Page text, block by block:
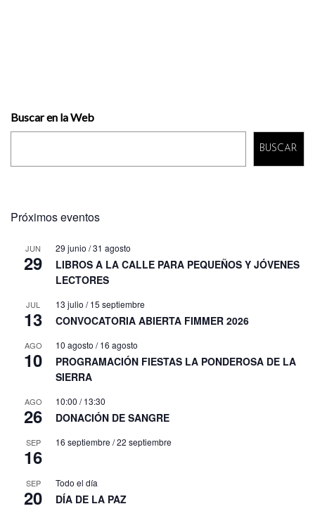
Buscar en la Web
BUSCAR
Próximos eventos
JUN
29
29 junio /31 agosto
LIBROS A LA CALLE PARA PEQUEÑOS Y JÓVENES
LECTORES
JUL
13
13 julio /15 septiembre
CONVOCATORIA ABIERTA FIMMER 2026
AGO
10
10 agosto /16 agosto
PROGRAMACIÓN FIESTAS LA PONDEROSA DE LA
SIERRA
AGO
26
10:00 /13:30
DONACIÓN DE SANGRE
SEP
16
16 septiembre /22 septiembre
SEP
20
Todo el día
DÍA DE LA PAZ